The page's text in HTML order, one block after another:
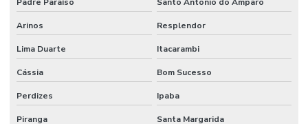
Revestimento Cimentício Para Pisos Comerciais
Revestimento De Concreto Impermeável Para Alimentos
Revestimento De Epóxi Para Piso De Concreto
Revestimento De Piso Autonivelante
Revestimento De Piso Industrial
Arinos Resplendor
Lima Duarte Itacarambi
Cássia Bom Sucesso
Perdizes Ipaba
Piranga Santa Margarida